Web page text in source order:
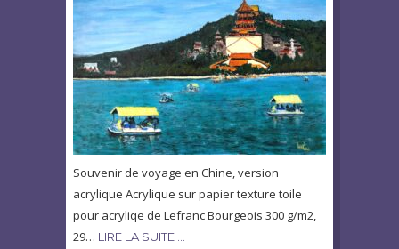
Souvenir de voyage en Chine, version
acrylique Acrylique sur papier texture toile
pour acryliqe de Lefranc Bourgeois 300 g/m2,
29… LIRE LA SUITE …